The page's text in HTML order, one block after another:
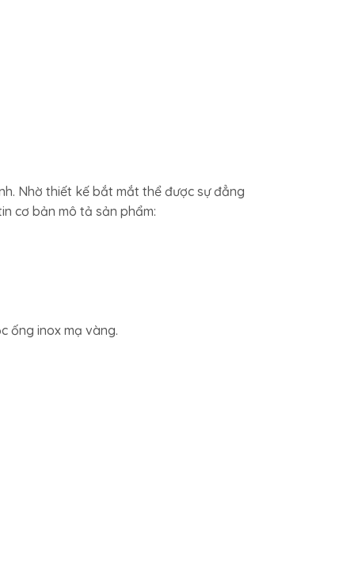
Nhờ thiết kế bắt mắt thể được sự đẳng
cơ bản mô tả sản phẩm:
ống inox mạ vàng.